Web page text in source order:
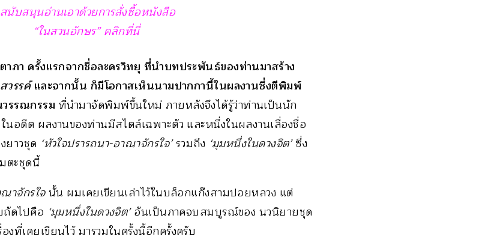
สนับสนุนอ่านเอาด้วยการสั่งซื้อหนังสือ
“ในสวนอักษร” คลิกที่นี่
ภา ครั้งแรกจากชื่อละครวิทยุ ที่นำบทประพันธ์ของท่านมาสร้าง
วรรค์และจากนั้น ก็มีโอกาสเห็นนามปากกานี้ในผลงานซึ่งตีพิมพ์
รรณกรรม ที่นำมาจัดพิมพ์ขึ้นใหม่ ภายหลังจึงได้รู้ว่าท่านเป็นนัก
อดีต ผลงานของท่านมีสไตล์เฉพาะตัว และหนึ่งในผลงานเลื่องชื่อ
ยาวชุด ‘หัวใจปรารถนา-อาณาจักรใจ’รวมถึง ‘มุมหนึ่งในดวงจิต’ซึ่ง
ตะชุดนี้
าจักรใจนั้น ผมเคยเขียนเล่าไว้ในบล็อกแก๊งสามปอยหลวง แต่
ถัดไปคือ ‘มุมหนึ่งในดวงจิต’อันเป็นภาคจบสมบูรณ์ของ นวนิยายชุด
งที่เคยเขียนไว้ มารวมในครั้งนี้อีกครั้งครับ